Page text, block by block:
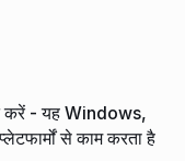
करें - यह Windows,
से काम करता है